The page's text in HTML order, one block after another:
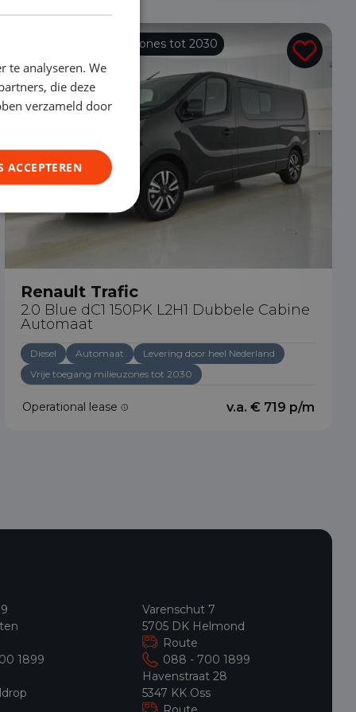
Vrije toegang milieuzones tot 2030
Renault Trafic
2.0 Blue dC1 150PK L2H1 Dubbele Cabine
Automaat
Diesel Automaat
Levering door heel Nederland
Vrije toegang milieuzones tot 2030
Operational lease v.a. € 719 p/m
1899
Varenschut 7
5705 DK Helmond
Route
088 - 700 1899
Havenstraat 28
5347 KK Oss
te analyseren. We
die deze
verzameld door
ACCEPTEREN